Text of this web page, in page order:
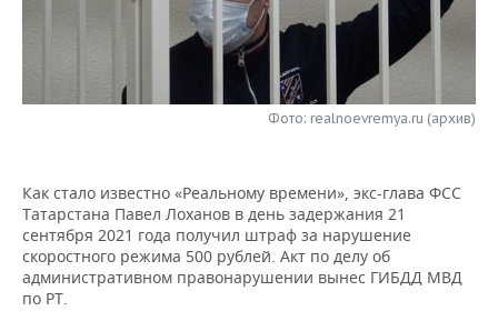
НЕФТЕХИМИЯ
ОПК
РОЗНИЧНАЯ ТОРГОВЛЯ
ТРАНСПОРТ
НОВОСТИ ТЕХНОЛОГИЙ
ТЕЛЕКОММУНИКАЦИИ
МЕРОПРИЯТИЯ
НОВОСТИ МЕРОПРИЯТИЙ
БИЗНЕС-БРАНЧИ
ONLINE-КОНФЕРЕНЦИИ
ОТКРЫТАЯ ЛЕКЦИЯ
ФУТБОЛ
ХОККЕЙ
БАСКЕТБОЛ
НОВОСТИ ОБЩЕСТВА
ВЛАСТЬ
ИНФРАСТРУКТУРА
ФОТОГАЛЕРЕЯ
СЮЖЕТЫ
СПРАВОЧНИК
Фото: realnoevremya.ru (архив)
Как стало известно «Реальному времени», экс-глава ФСС
Татарстана Павел Лоханов в день задержания 21
сентября 2021 года получил штраф за нарушение
скоростного режима 500 рублей. Акт по делу об
административном правонарушении вынес ГИБДД МВД
по РТ.